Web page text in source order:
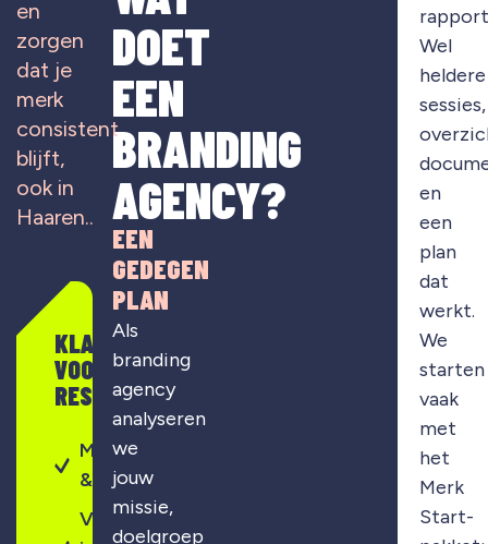
en
zorgen
dat je
merk
consistent
blijft,
ook in
Haaren..
KLAAR
VOOR
RESULTAAT?
Merkontwikkeling
& strategie
Visuele
DOET
EEN
BRANDING
AGENCY?
EEN
GEDEGEN
PLAN
Als
branding
agency
analyseren
we
jouw
missie,
doelgroep
Wel
heldere
sessies,
en
een
plan
dat
werkt.
We
starten
vaak
met
het
Merk
Start-